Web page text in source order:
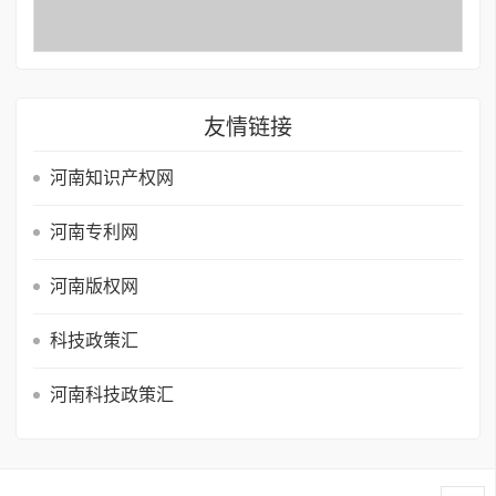
友情链接
河南知识产权网
河南专利网
河南版权网
科技政策汇
河南科技政策汇